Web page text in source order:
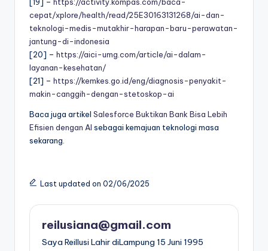
cepat/xplore/health/read/25E30163131268/ai-dan-
teknologi-medis-mutakhir-harapan-baru-perawatan-
jantung-di-indonesia
[20] – https://aici-umg.com/article/ai-dalam-
layanan-kesehatan/
[21] – https://kemkes.go.id/eng/diagnosis-penyakit-
makin-canggih-dengan-stetoskop-ai
Baca juga artikel Salesforce Buktikan Bank Bisa Lebih
Efisien dengan AI sebagai kemajuan teknologi masa
sekarang.
Last updated on 02/06/2025
reilusiana@gmail.com
Saya ReiIlusi Lahir diLampung 15 Juni 1995